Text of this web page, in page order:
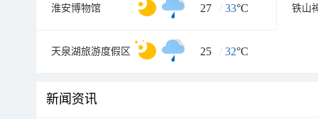
淮安博物馆 27 / 33°C 铁山
天泉湖旅游度假区 25 / 32°C
新闻资讯